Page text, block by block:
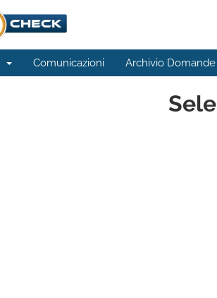
Comunicazioni Archivio Domande